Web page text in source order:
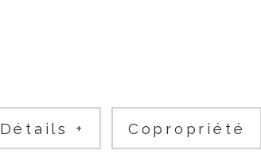
Détails + Copropriété